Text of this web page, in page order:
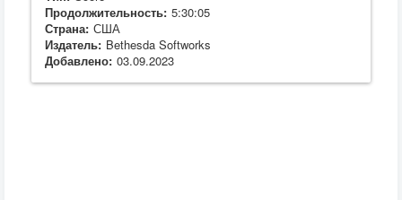
Продолжительность: 5:30:05
Страна: США
Издатель: Bethesda Softworks
Добавлено: 03.09.2023